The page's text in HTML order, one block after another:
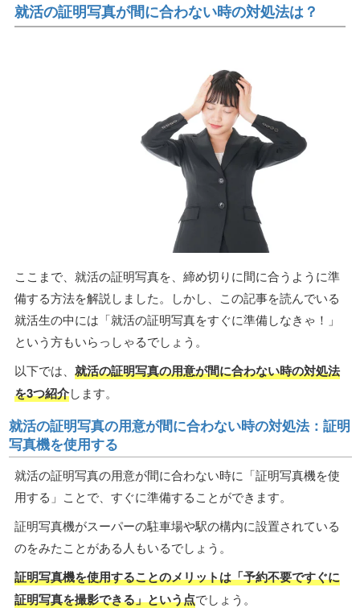
就活の証明写真が間に合わない時の対処法は？
ここまで、就活の証明写真を、締め切りに間に合うように準
備する方法を解説しました。しかし、この記事を読んでいる
就活生の中には「就活の証明写真をすぐに準備しなきゃ！」
という方もいらっしゃるでしょう。
以下では、 就活の証明写真の用意が間に合わない時の対処法
を3つ紹介します。
就活の証明写真の用意が間に合わない時の対処法：証明
写真機を使用する
就活の証明写真の用意が間に合わない時に「証明写真機を使
用する」ことで、すぐに準備することができます。
証明写真機がスーパーの駐車場や駅の構内に設置されている
のをみたことがある人もいるでしょう。
証明写真機を使用することのメリットは「予約不要ですぐに
証明写真を撮影できる」という点でしょう。